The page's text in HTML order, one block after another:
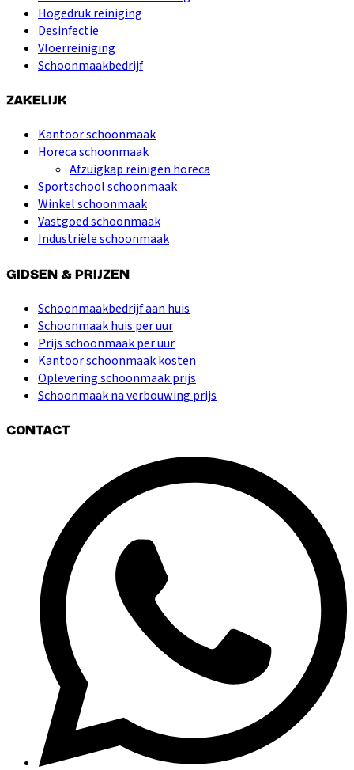
Hogedruk reiniging
Desinfectie
Vloerreiniging
Schoonmaakbedrijf
ZAKELIJK
Kantoor schoonmaak
Horeca schoonmaak
Afzuigkap reinigen horeca
Sportschool schoonmaak
Winkel schoonmaak
Vastgoed schoonmaak
Industriële schoonmaak
GIDSEN & PRIJZEN
Schoonmaakbedrijf aan huis
Schoonmaak huis per uur
Prijs schoonmaak per uur
Kantoor schoonmaak kosten
Oplevering schoonmaak prijs
Schoonmaak na verbouwing prijs
CONTACT